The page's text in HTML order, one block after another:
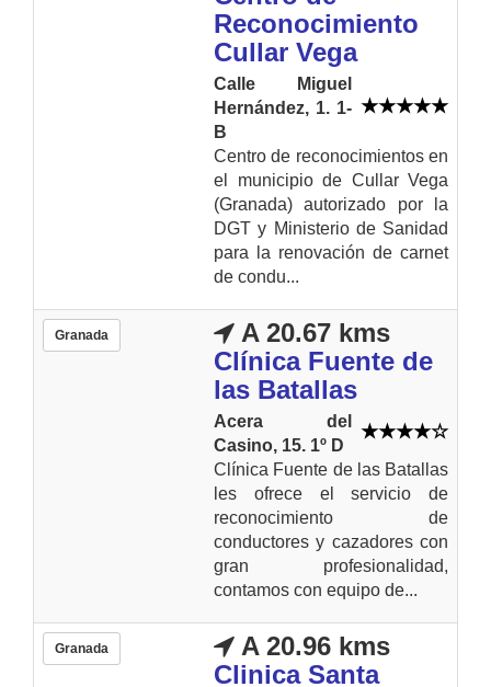
Reconocimiento
Cullar Vega
Calle Miguel
Hernández, 1. 1-
B
Centro de reconocimientos en
el municipio de Cullar Vega
(Granada) autorizado por la
DGT y Ministerio de Sanidad
para la renovación de carnet
de condu...
Granada
A 20.67 kms
Clínica Fuente de
las Batallas
Acera del
Casino, 15. 1º D
Clínica Fuente de las Batallas
les ofrece el servicio de
reconocimiento de
conductores y cazadores con
gran profesionalidad,
contamos con equipo de...
Granada
A 20.96 kms
Clinica Santa